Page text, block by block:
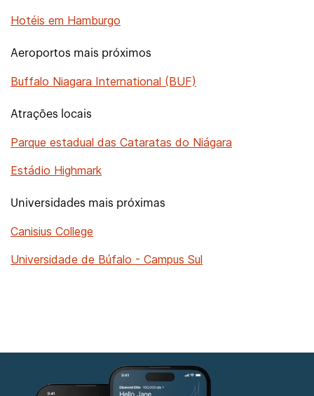
Hotéis em Hamburgo
Aeroportos mais próximos
Buffalo Niagara International (BUF)
Atrações locais
Parque estadual das Cataratas do Niágara
Estádio Highmark
Universidades mais próximas
Canisius College
Universidade de Búfalo - Campus Sul